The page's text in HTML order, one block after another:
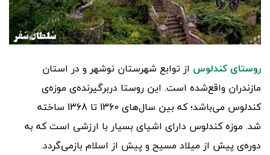
روستای کندلوس از توابع شهرستان نوشهر و در استان
مازندران واقع‌شده است. این روستا دربرگیرنده‌ی موزه‌ی
کندلوس می‌باشد؛ که بین سال‌های 1360 تا 1368 ساخته
شد. موزه کندلوس دارای اشیای بسیار با ارزشی است که به
دوره‌ی پیش از میلاد مسیح و پیش از اسلام بازمی‌گردد.